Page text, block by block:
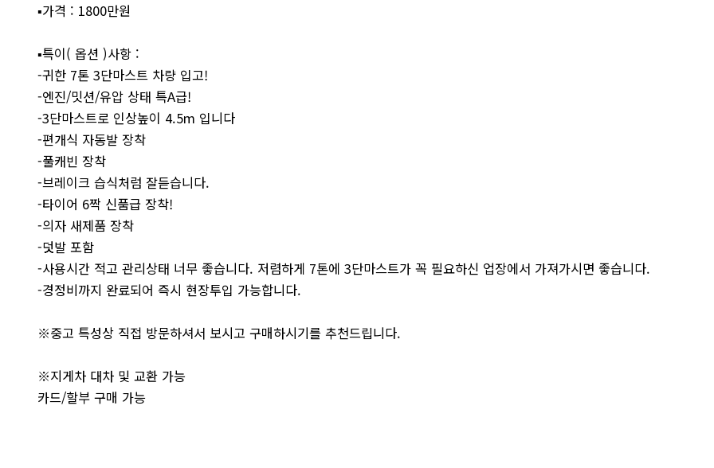
▪︎가격 : 1800만원
▪︎특이( 옵션 )사항 :
-귀한 7톤 3단마스트 차량 입고!
-엔진/밋션/유압 상태 특A급!
-3단마스트로 인상높이 4.5m 입니다
-편개식 자동발 장착
-풀캐빈 장착
-브레이크 습식처럼 잘듣습니다.
-타이어 6짝 신품급 장착!
-의자 새제품 장착
-덧발 포함
-사용시간 적고 관리상태 너무 좋습니다. 저렴하게 7톤에 3단마스트가 꼭 필요하신 업장에서 가져가시면 좋습니다.
-경정비까지 완료되어 즉시 현장투입 가능합니다.
※중고 특성상 직접 방문하셔서 보시고 구매하시기를 추천드립니다.
※지게차 대차 및 교환 가능
카드/할부 구매 가능